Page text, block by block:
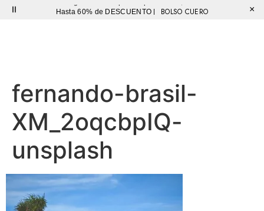
Hasta 60% de DESCUENTO |
BOLSO CUERO ×
fernando-brasil-
XM_2oqcbpIQ-
unsplash